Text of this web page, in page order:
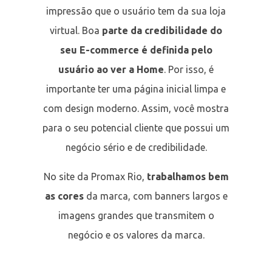
impressão que o usuário tem da sua loja
virtual. Boa parte da credibilidade do
seu E-commerce é definida pelo
usuário ao ver a Home. Por isso, é
importante ter uma página inicial limpa e
com design moderno. Assim, você mostra
para o seu potencial cliente que possui um
negócio sério e de credibilidade.
No site da Promax Rio, trabalhamos bem
as coresda marca, com banners largos e
imagens grandes que transmitem o
negócio e os valores da marca.